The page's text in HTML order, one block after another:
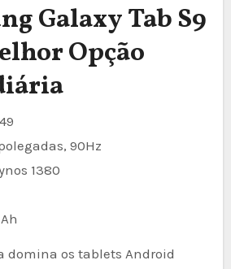
Galaxy Tab S9
Opção
90Hz
1380
domina os tablets Android